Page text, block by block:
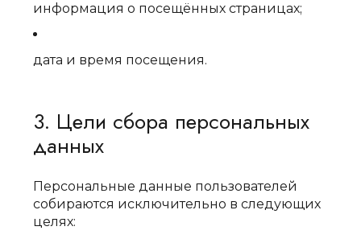
информация о посещённых страницах;
дата и время посещения.
3. Цели сбора персональных
данных
Персональные данные пользователей
собираются исключительно в следующих
целях: